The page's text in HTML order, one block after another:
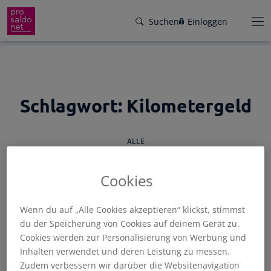
Direkt
zum
Inhalt
Mail, Telefon oder Live-Chat.
Unser Hilfeangebot
Rechnungen schreiben
Rechnungen im Handumdrehen
Branchen
Gründer-Paket
Rückenwind für den Weg in die
Selbstständigkeit: ProSaldo.net für
Effiziente Zusammenarbeit
Facebook
Instagram
LinkedIn
YouTube
Suchen Einloggen
Schlagwort: Kilometergeld
ALLE
ALLGEMEINBUCHHALTUNGFAKTURIERUNG SELBSTSTÄNDIGE
STEUERNTIPPS
Cookies
Wenn du auf „Alle Cookies akzeptieren“ klickst, stimmst
du der Speicherung von Cookies auf deinem Gerät zu.
Cookies werden zur Personalisierung von Werbung und
Inhalten verwendet und deren Leistung zu messen.
Zudem verbessern wir darüber die Websitenavigation